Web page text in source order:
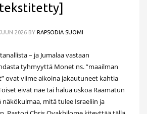
tekstitetty]
2026 BY RAPSODIA SUOMI
– ja Jumalaa vastaan
tyhmyyttä Monet ns. ”maailman
ovat viime aikoina jakautuneet kahtia
eivät näe tai halua uskoa Raamatun
näkökulmaa, mitä tulee Israeliin ja